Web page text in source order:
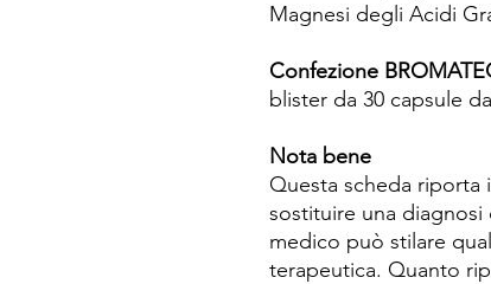
Magnesi degli Acidi
Confezione
blister da 30 capsule
Nota bene
Questa scheda
sostituire una
medico può stilare
terapeutica. Quanto